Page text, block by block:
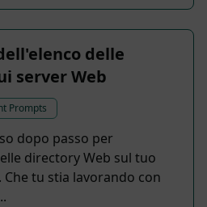
delle
server Web
Prompts
dopo passo per
directory Web sul tuo
tu stia lavorando con